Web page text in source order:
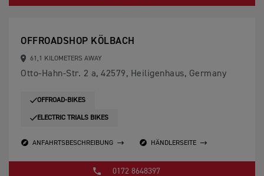
OFFROADSHOP KÖLBACH
61,1 KILOMETERS AWAY
Otto-Hahn-Str. 2 a, 42579, Heiligenhaus, Germany
OFFROAD-BIKES
ELECTRIC TRIALS BIKES
ANFAHRTSBESCHREIBUNG HÄNDLERSEITE
0172 8648397